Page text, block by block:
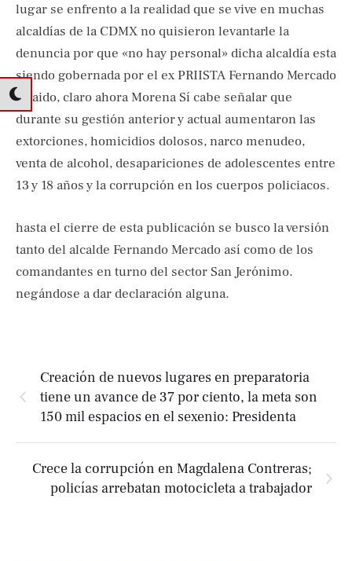
lugar se enfrento a la realidad que se vive en muchas
alcaldías de la CDMX no quisieron levantarle la
denuncia por que «no hay personal» dicha alcaldía esta
siendo gobernada por el ex PRIISTA Fernando Mercado
Guaido, claro ahora Morena Sí cabe señalar que
durante su gestión anterior y actual aumentaron las
extorciones, homicidios dolosos, narco menudeo,
venta de alcohol, desapariciones de adolescentes entre
13 y 18 años y la corrupción en los cuerpos policiacos.
hasta el cierre de esta publicación se busco la versión
tanto del alcalde Fernando Mercado así como de los
comandantes en turno del sector San Jerónimo.
negándose a dar declaración alguna.
Creación de nuevos lugares en preparatoria
tiene un avance de 37 por ciento, la meta son
150 mil espacios en el sexenio: Presidenta
Crece la corrupción en Magdalena Contreras;
policías arrebatan motocicleta a trabajador